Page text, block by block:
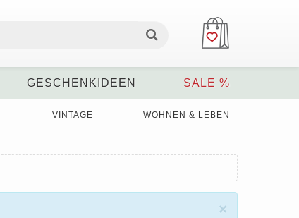
GESCHENKIDEEN SALE %
VINTAGE WOHNEN & LEBEN
×